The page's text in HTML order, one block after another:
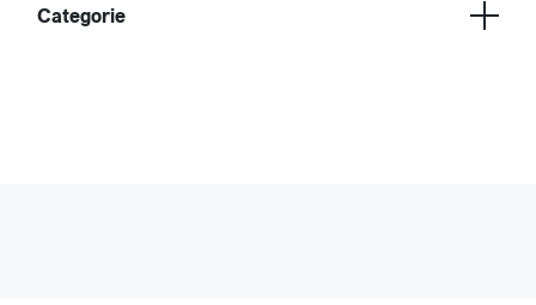
Categorie